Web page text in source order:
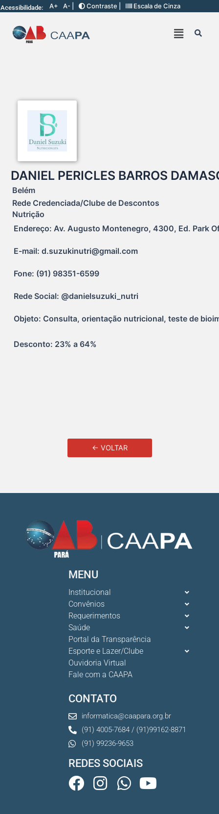
Acessibilidade: A+ A- | Contraste | Escala de Cinza
DANIEL PERICLES BARROS
Belém
Rede Credenciada/Clube de Descontos
Nutrição
Endereço: Av. Augusto Montenegro, 4300, Ed. Park
E-mail: d.suzukinutri@gmail.com
Fone: (91) 98351-6599
Rede Social: @danielsuzuki_nutri
Objeto: Consulta, orientação nutricional, teste de
Desconto: 23% a 64%
← VOLTAR
MENU
Institucional
Convênios
Requerimentos
Saúde
Portal da Transparência
Esporte e Lazer/Clube
Ouvidoria Virtual
Fale com a CAAPA
CONTATO
informatica@caapara.org.br
(91) 4005-7684 / (91)99162-8871
(91) 99236-9653
REDES SOCIAIS